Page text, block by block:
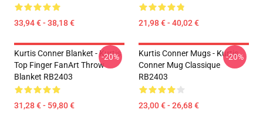
33,94 € - 38,18 € 21,98 € - 40,02 €
Kurtis Conner Blanket - Kurtis
Top Finger FanArt Throw
Blanket RB2403
31,28 € - 59,80 €
-20%
Kurtis Conner Mugs - Kurtis
Conner Mug Classique
RB2403
23,00 € - 26,68 €
-20%